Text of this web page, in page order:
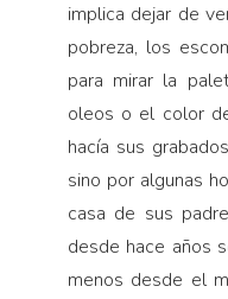
implica dejar de
pobreza, los
para mirar la
oleos o el color
hacía sus
sino por algunas
casa de sus
desde hace años
menos desde el